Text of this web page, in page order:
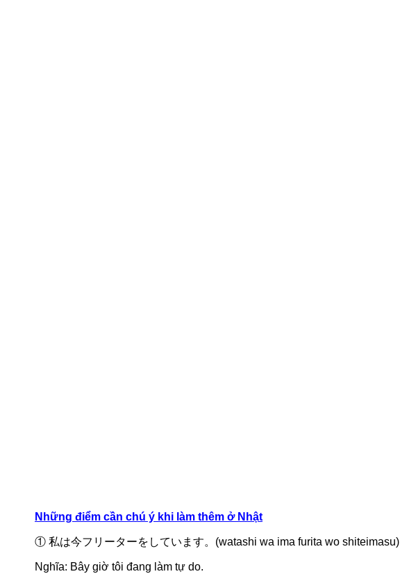
Những điểm cần chú ý khi làm thêm ở Nhật
① 私は今フリーターをしています。(watashi wa ima furita wo shiteimasu)
Nghĩa: Bây giờ tôi đang làm tự do.